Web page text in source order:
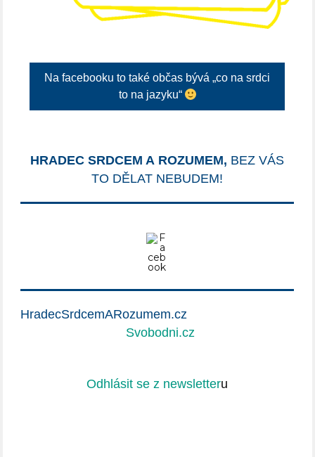
Na facebooku to také občas bývá „co na srdci
to na jazyku“
HRADEC SRDCEM A ROZUMEM, BEZ VÁS
TO DĚLAT NEBUDEM!
HradecSrdcemARozumem.cz
Svobodni.cz
Odhlásit se z newsletteru